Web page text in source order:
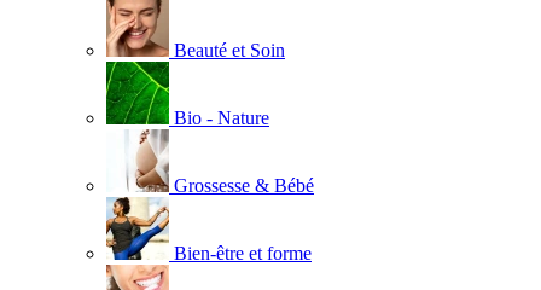
Beauté et Soin
Bio - Nature
Grossesse & Bébé
Bien-être et forme